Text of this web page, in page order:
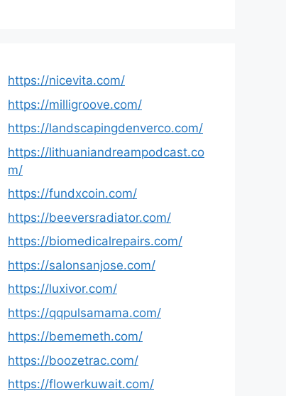
https://nicevita.com/
https://milligroove.com/
https://landscapingdenverco.com/
https://lithuaniandreampodcast.co
m/
https://fundxcoin.com/
https://beeversradiator.com/
https://biomedicalrepairs.com/
https://salonsanjose.com/
https://luxivor.com/
https://qqpulsamama.com/
https://bememeth.com/
https://boozetrac.com/
https://flowerkuwait.com/